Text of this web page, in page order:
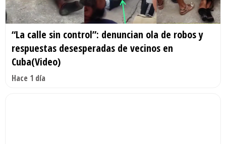
“La calle sin control”: denuncian ola de robos y
respuestas desesperadas de vecinos en
Cuba(Video)
Hace 1 día